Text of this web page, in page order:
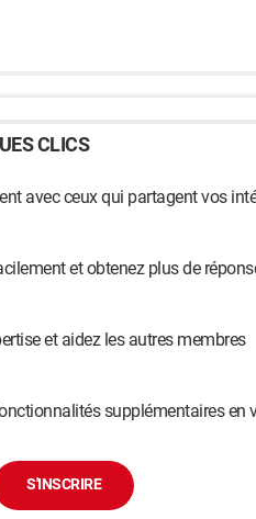
CLICS
avec ceux qui partagent vos
et obtenez plus de
et aidez les autres membres
supplémentaires en
S'INSCRIRE